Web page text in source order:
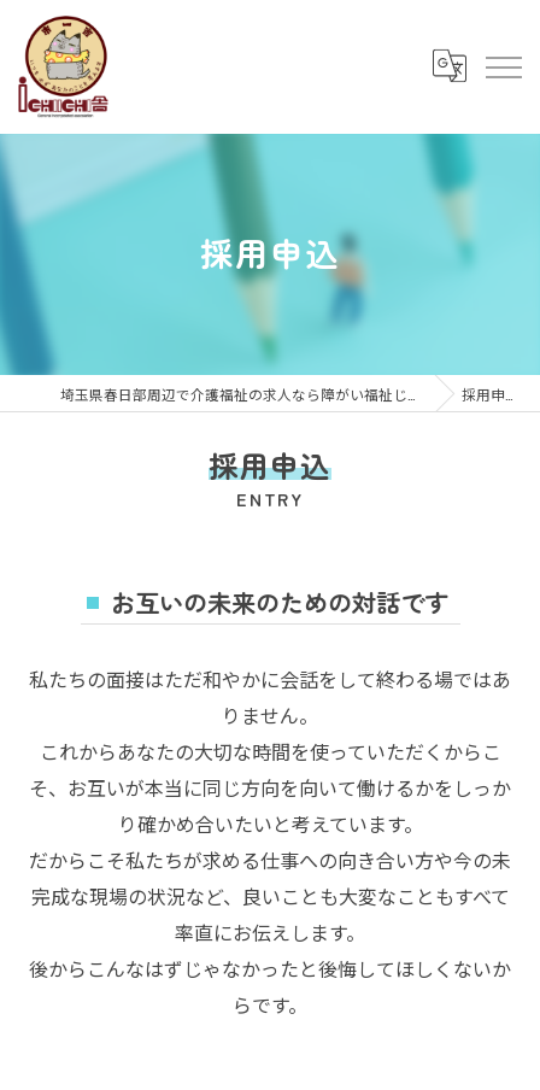
採用申込
採用申込
採用申込
ENTRY
お互いの未来のための対話です
私たちの面接はただ和やかに会話をして終わる場ではあ
りません。
これからあなたの大切な時間を使っていただくからこ
そ、お互いが本当に同じ方向を向いて働けるかをしっか
り確かめ合いたいと考えています。
だからこそ私たちが求める仕事への向き合い方や今の未
完成な現場の状況など、良いことも大変なこともすべて
率直にお伝えします。
後からこんなはずじゃなかったと後悔してほしくないか
らです。